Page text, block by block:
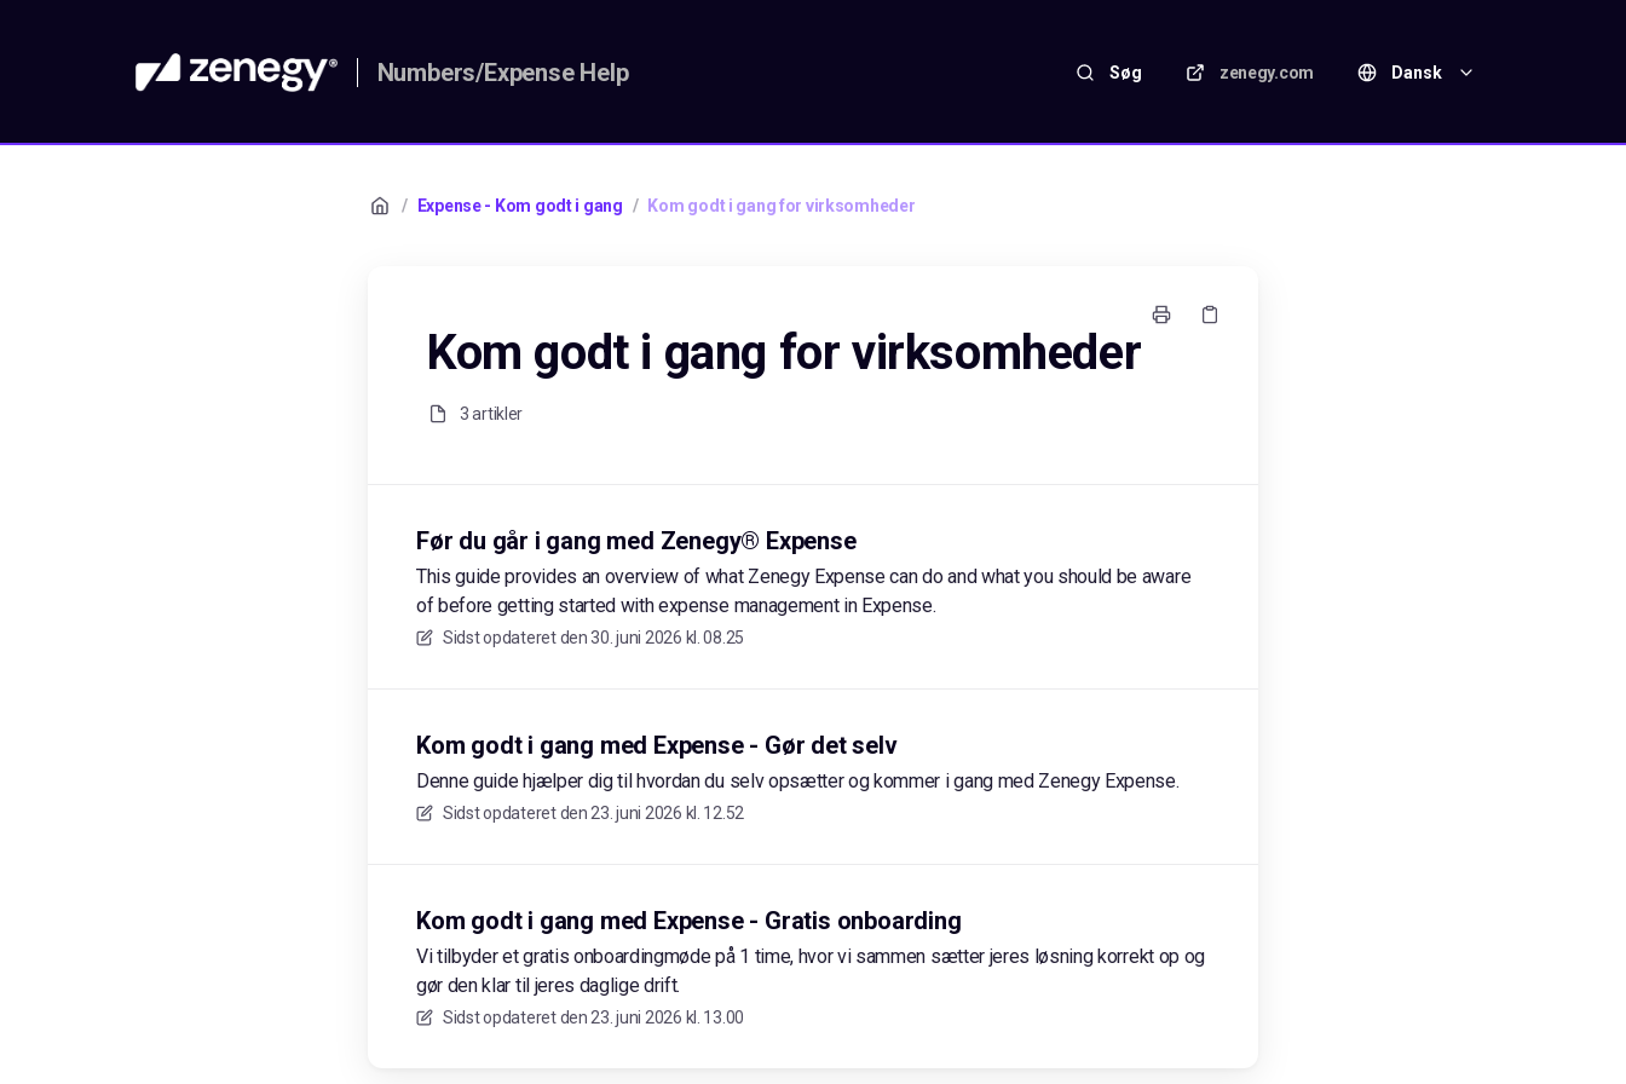
Numbers/Expense Help Søg zenegy.com Dansk
/ Expense - Kom godt i gang / Kom godt i gang for virksomheder
Kom godt i gang for virksomheder
3 artikler
Før du går i gang med Zenegy® Expense
This guide provides an overview of what Zenegy Expense can do and what you should be aware
of before getting started with expense management in Expense.
Sidst opdateret den 30. juni 2026 kl. 08.25
Kom godt i gang med Expense - Gør det selv
Denne guide hjælper dig til hvordan du selv opsætter og kommer i gang med Zenegy Expense.
Sidst opdateret den 23. juni 2026 kl. 12.52
Kom godt i gang med Expense - Gratis onboarding
Vi tilbyder et gratis onboardingmøde på 1 time, hvor vi sammen sætter jeres løsning korrekt op og
gør den klar til jeres daglige drift.
Sidst opdateret den 23. juni 2026 kl. 13.00